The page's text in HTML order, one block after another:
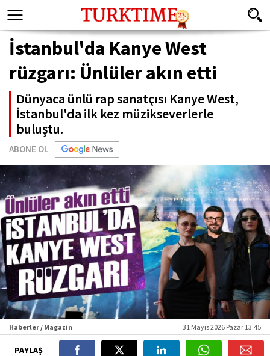
İstanbul'da Kanye West
rüzgarı: Ünlüler akın etti
Dünyaca ünlü rap sanatçısı Kanye West,
İstanbul'da ilk kez müzikseverlerle
buluştu.
ABONE OL
Haberler / Magazin 31 Mayıs 2026 Pazar 13:45
PAYLAŞ